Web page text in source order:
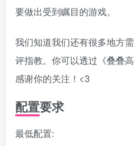
要做出受到瞩目的游戏。
我们知道我们还有很多地方
评指教。你可以透过《叠叠
感谢你的关注！<3
配置要求
最低配置: